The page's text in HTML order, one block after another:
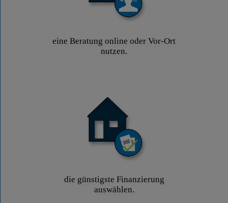
eine Beratung online oder Vor-Ort
nutzen.
die günstigste Finanzierung
auswählen.